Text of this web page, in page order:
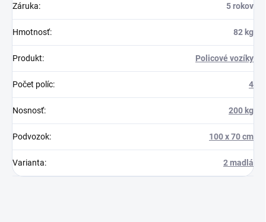
Záruka: 5 rokov
Hmotnosť: 82 kg
Produkt: Policové vozíky
Počet políc: 4
Nosnosť: 200 kg
Podvozok: 100 x 70 cm
Varianta: 2 madlá